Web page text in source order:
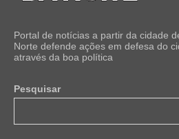
Portal de notícias a partir da cidade
Norte defende ações em defesa do
através da boa política
Pesquisar